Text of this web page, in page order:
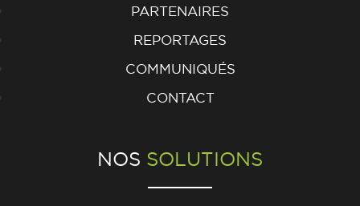
PARTENAIRES
REPORTAGES
COMMUNIQUÉS
CONTACT
NOS SOLUTIONS